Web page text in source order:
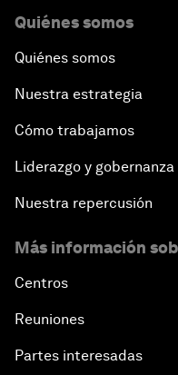
Quiénes somos
Quiénes somos
Nuestra estrategia
Cómo trabajamos
Liderazgo y gobernanza
Nuestra repercusión
Más información
Centros
Reuniones
Partes interesadas